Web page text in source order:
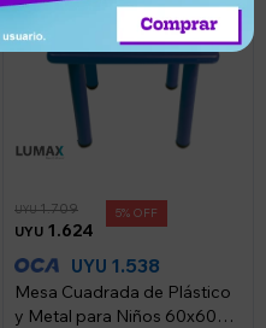
UYU 1.624
UYU1.709 5
UYU 1.538
Mesa Cuadrada de Plástico
y Metal para Niños 60x60cm